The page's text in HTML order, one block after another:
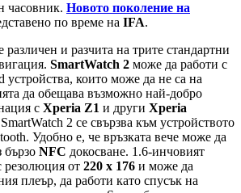
часовник. Новото поколение на
по време на IFA.
различен и разчита на трите стандартни
SmartWatch 2 може да работи с
които може да не са на
да обещава възможно най-добро
с Xperia Z1 и други Xperia
2 се свързва към устройството
Удобно е, че връзката вече може да
бързо NFC докосване. 1.6-инчовият
резолюция от 220 x 176 и може да
плеър, да работи като спусък на